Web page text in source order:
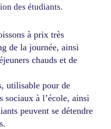
des étudiants.
à prix très
de la journée, ainsi
chauds et de
utilisable pour de
sociaux à l’école, ainsi
peuvent se détendre